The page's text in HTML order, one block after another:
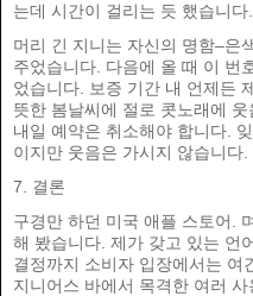
는데 시간이 걸리는 듯 했습니다.
머리 긴 지니는 자신의 명함–은
주었습니다. 다음에 올 때 이 번
었습니다. 보증 기간 내 언제든
뜻한 봄날씨에 절로 콧노래에
내일 예약은 취소해야 합니다.
이지만 웃음은 가시지 않습니다.
7. 결론
구경만 하던 미국 애플 스토어.
해 봤습니다. 제가 갖고 있는 언
결정까지 소비자 입장에서는 여
지니어스 바에서 목격한 여러